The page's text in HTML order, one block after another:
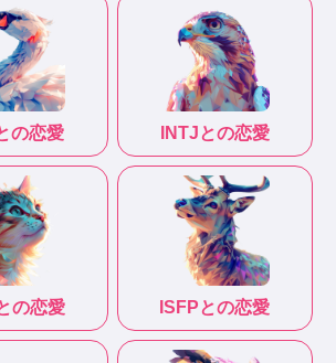
の恋愛 INTJとの恋愛
の恋愛 ISFPとの恋愛